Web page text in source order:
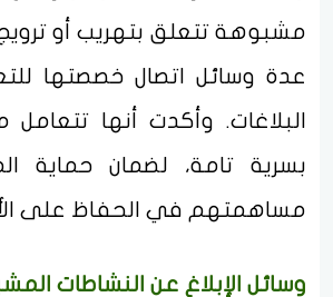
مشبوهة تتعلق بتهريب أو ترويج
عدة وسائل اتصال خصصتها
البلاغات. وأكدت أنها
بسرية تامة، لضمان حماية
مساهمتهم في الحفاظ على
وسائل الإبلاغ عن النشاطات